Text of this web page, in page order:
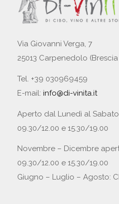
Via Giovanni Verga, 7
25013 Carpenedolo
Tel. +39 030969459
E-mail: info@di-vinita.it
Aperto dal Lunedì al
09.30/12.00 e 15.30/19.00
Novembre – Dicembre
09.30/12.00 e 15.30/19.00
Giugno – Luglio – Agosto: